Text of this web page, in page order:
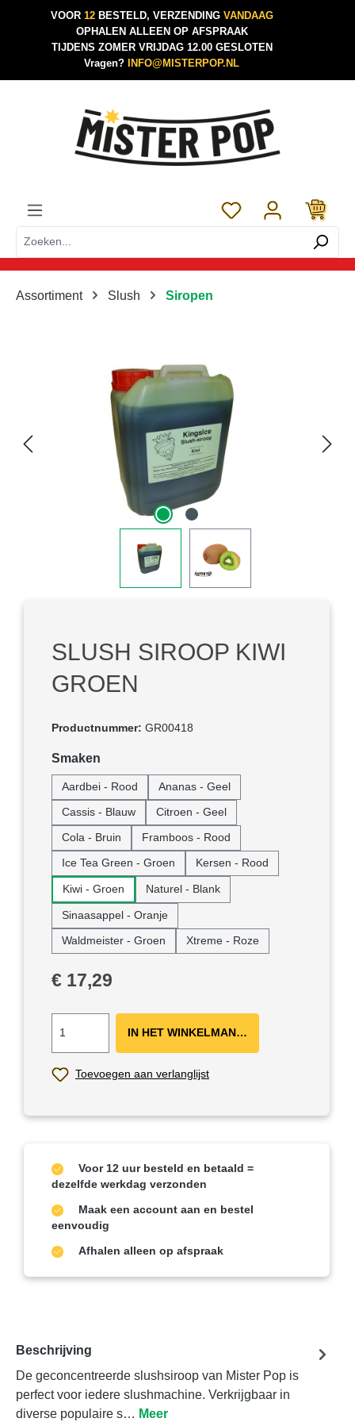
Ga naar de hoofdinhoud
VOOR 12 BESTELD, VERZENDING VANDAAG
OPHALEN ALLEEN OP AFSPRAAK
TIJDENS ZOMER VRIJDAG 12.00 GESLOTEN
Vragen?
INFO@MISTERPOP.NL
Je hebt 0 items op
Assortiment Slush Siropen
SLUSH SIROOP KIWI
GROEN
Productnummer: GR00418
Selecteer
Smaken
Aardbei - Rood Ananas - Geel
Cassis - Blauw Citroen - Geel
Cola - Bruin Framboos - Rood
Ice Tea Green - Groen Kersen - Rood
Kiwi - Groen Naturel - Blank
Sinaasappel - Oranje
Waldmeister - Groen Xtreme - Roze
Normale prijs:
€ 17,29
IN HET WINKELMANDJE ＋
Toevoegen aan verlanglijst
Voor 12 uur besteld en betaald =
dezelfde werkdag verzonden
Maak een account aan en bestel
eenvoudig
Afhalen alleen op afspraak
Beschrijving
De geconcentreerde slushsiroop van Mister Pop is
perfect voor iedere slushmachine. Verkrijgbaar in
diverse populaire s… Meer